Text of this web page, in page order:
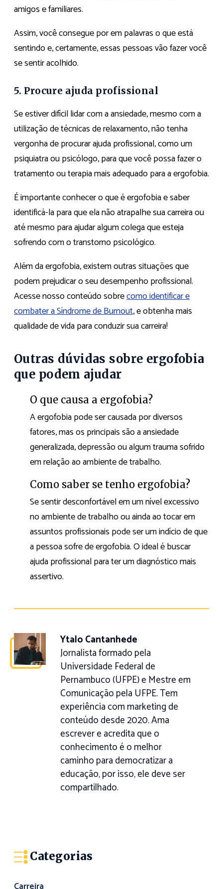
amigos e familiares.
Assim, você consegue por em palavras o que está
sentindo e, certamente, essas pessoas vão fazer você
se sentir acolhido.
5. Procure ajuda profissional
Se estiver difícil lidar com a ansiedade, mesmo com a
utilização de técnicas de relaxamento, não tenha
vergonha de procurar ajuda profissional, como um
psiquiatra ou psicólogo, para que você possa fazer o
tratamento ou terapia mais adequado para a ergofobia.
É importante conhecer o que é ergofobia e saber
identificá-la para que ela não atrapalhe sua carreira ou
até mesmo para ajudar algum colega que esteja
sofrendo com o transtorno psicológico.
Além da ergofobia, existem outras situações que
podem prejudicar o seu desempenho profissional.
Acesse nosso conteúdo sobrecomo identificar e
combater a Síndrome de Burnout, e obtenha mais
qualidade de vida para conduzir sua carreira!
Outras dúvidas sobre ergofobia
que podem ajudar
O que causa a ergofobia?
A ergofobia pode ser causada por diversos
fatores, mas os principais são a ansiedade
generalizada, depressão ou algum trauma sofrido
em relação ao ambiente de trabalho.
Como saber se tenho ergofobia?
Se sentir desconfortável em um nível excessivo
no ambiente de trabalho ou ainda ao tocar em
assuntos profissionais pode ser um indício de que
a pessoa sofre de ergofobia. O ideal é buscar
ajuda profissional para ter um diagnóstico mais
assertivo.
Ytalo Cantanhede
Jornalista formado pela
Universidade Federal de
Pernambuco (UFPE) e Mestre em
Comunicação pela UFPE. Tem
experiência com marketing de
conteúdo desde 2020. Ama
escrever e acredita que o
conhecimento é o melhor
caminho para democratizar a
educação, por isso, ele deve ser
compartilhado.
Categorias